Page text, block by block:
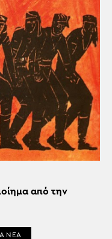
από την
ΝΕΑ